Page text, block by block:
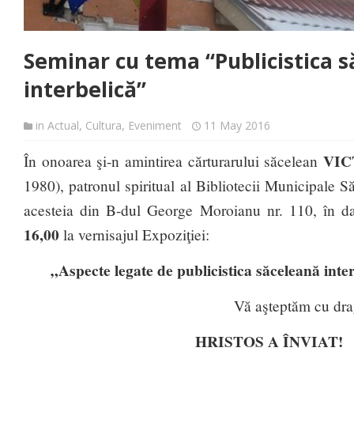
Seminar cu tema “Publicistica
interbelică”
in Actual, Cultura, Eveniment 11 May 2016
În onoarea şi-n amintirea cărturarului săcelean
1980), patronul spiritual al Bibliotecii Municipale
acesteia din B-dul George Moroianu nr. 110, în
16,00 la vernisajul Expoziţiei:
„Aspecte legate de publicistica săceleană
Vă aşteptăm cu
HRISTOS A ÎNVIAT!